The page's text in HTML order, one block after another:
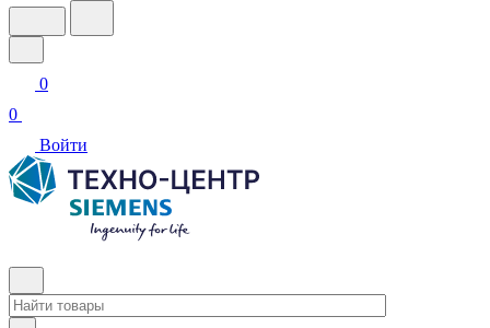
0
0
Войти